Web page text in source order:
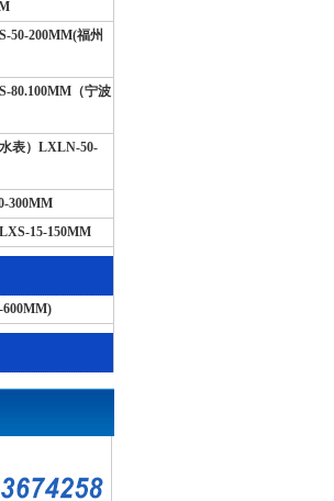
50-200MM(福州
80.100MM（宁波
表）LXLN-50-
300MM
15-150MM
600MM)